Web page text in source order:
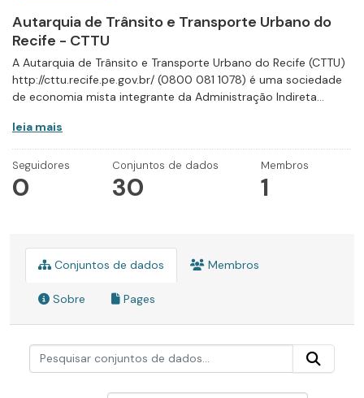
Autarquia de Trânsito e Transporte Urbano do
Recife - CTTU
A Autarquia de Trânsito e Transporte Urbano do Recife (CTTU)
http://cttu.recife.pe.gov.br/ (0800 081 1078) é uma sociedade
de economia mista integrante da Administração Indireta...
leia mais
Seguidores
0
Conjuntos de dados
30
Membros
1
Conjuntos de dados Membros
Sobre Pages